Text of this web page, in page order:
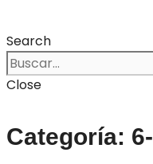
Search
Close
Categoría: